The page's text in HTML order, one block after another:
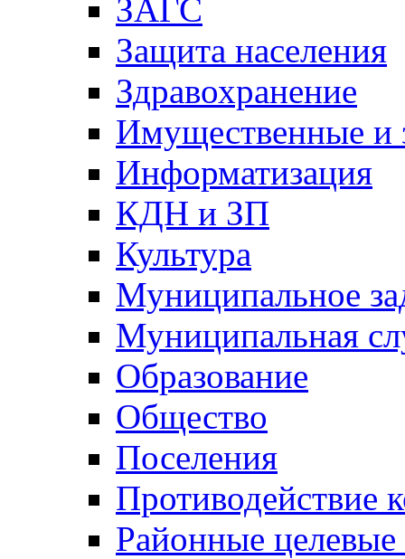
ЗАГС
Защита населения
Здравохранение
Имущественные и
Информатизация
КДН и ЗП
Культура
Муниципальное
Муниципальная
Образование
Общество
Поселения
Противодействие
Районные